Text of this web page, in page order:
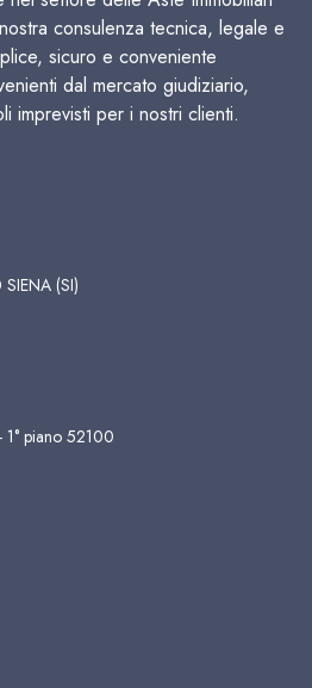
consulenza tecnica, legale e
sicuro e conveniente
dal mercato giudiziario,
imprevisti per i nostri clienti.
(SI)
piano 52100